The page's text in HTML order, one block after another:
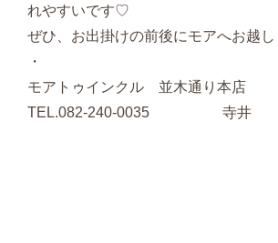
れやすいです♡
ぜひ、お出掛けの前後にモアへお越
・
モアトゥインクル 並木通り本店
TEL.082-240-0035 寺井